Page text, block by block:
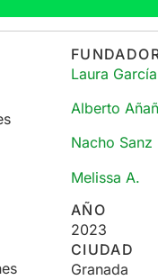
Laura
Alberto
Nacho Sanz
Melissa A.
AÑO
2023
CIUDAD
Granada